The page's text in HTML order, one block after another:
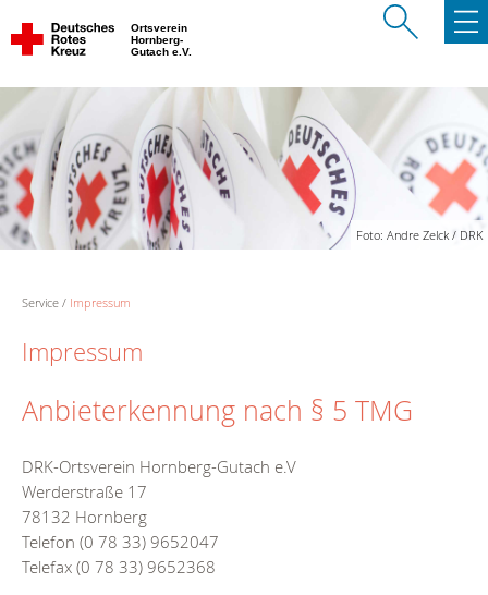
Ortsverein
Hornberg-
Gutach e.V.
Foto: Andre Zelck / DRK
Service Impressum
Impressum
Anbieterkennung nach § 5 TMG
DRK-Ortsverein Hornberg-Gutach e.V
Werderstraße 17
78132 Hornberg
Telefon (0 78 33) 9652047
Telefax (0 78 33) 9652368